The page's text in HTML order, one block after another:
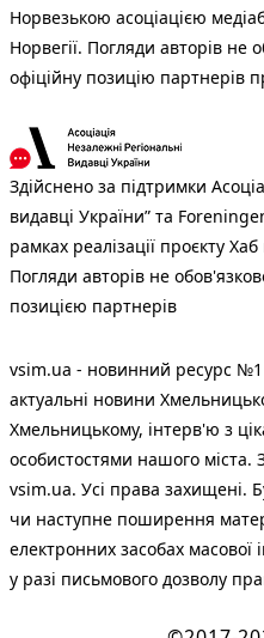
Норвезькою асоціацією
Норвегії. Погляди авторів не
офіційну позицію партнерів
Здійснено за підтримки
видавці України” та
рамках реалізації проєкту
Погляди авторів не
позицією партнерів
vsim.ua - новинний ресурс №1
актуальні новини
Хмельницькому, інтерв'ю з
особистостями нашого
vsim.ua. Усі права захищені.
чи наступне поширення
електронних засобах
у разі письмового дозволу